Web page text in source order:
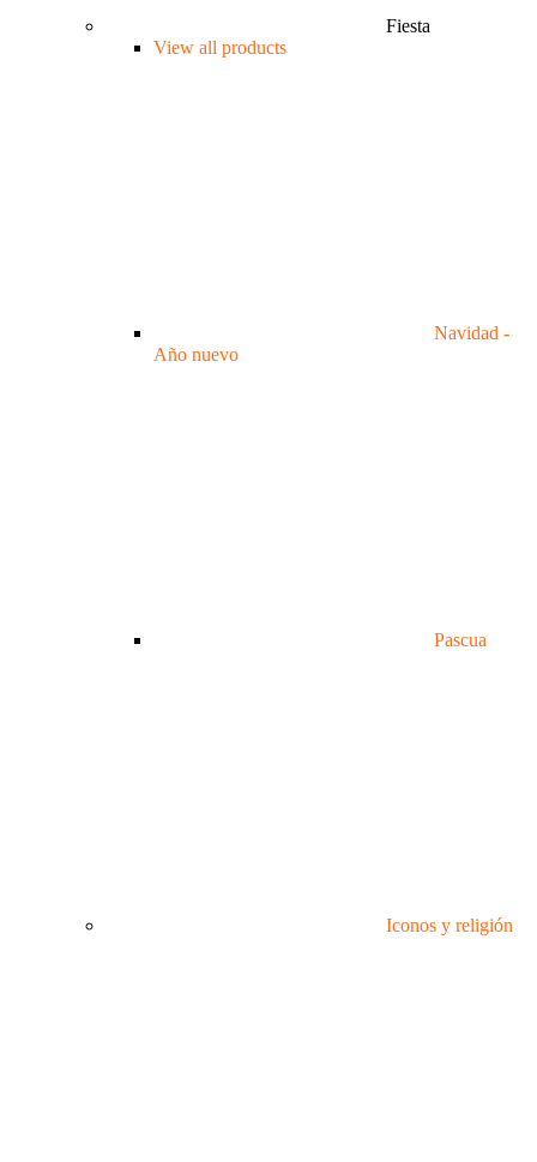
Fiesta
View all products
Navidad -
Año nuevo
Pascua
Iconos y religión